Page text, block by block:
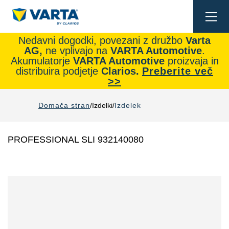
Nedavni dogodki, povezani z družbo Varta
AG, ne vplivajo na VARTA Automotive.
Akumulatorje VARTA Automotiveproizvaja in
distribuira podjetje Clarios. Preberite več
>>
Domača stran Izdelki Izdelek
PROFESSIONAL SLI 932140080